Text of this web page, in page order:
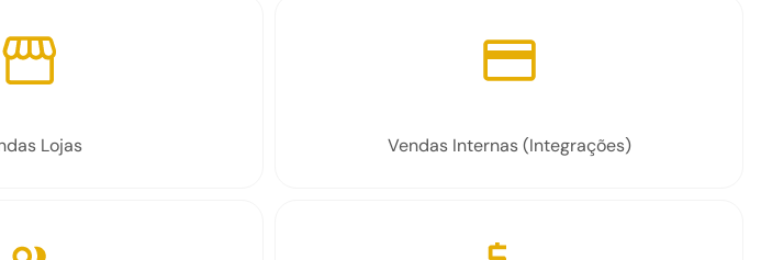
Lojas Vendas Internas (Integrações)